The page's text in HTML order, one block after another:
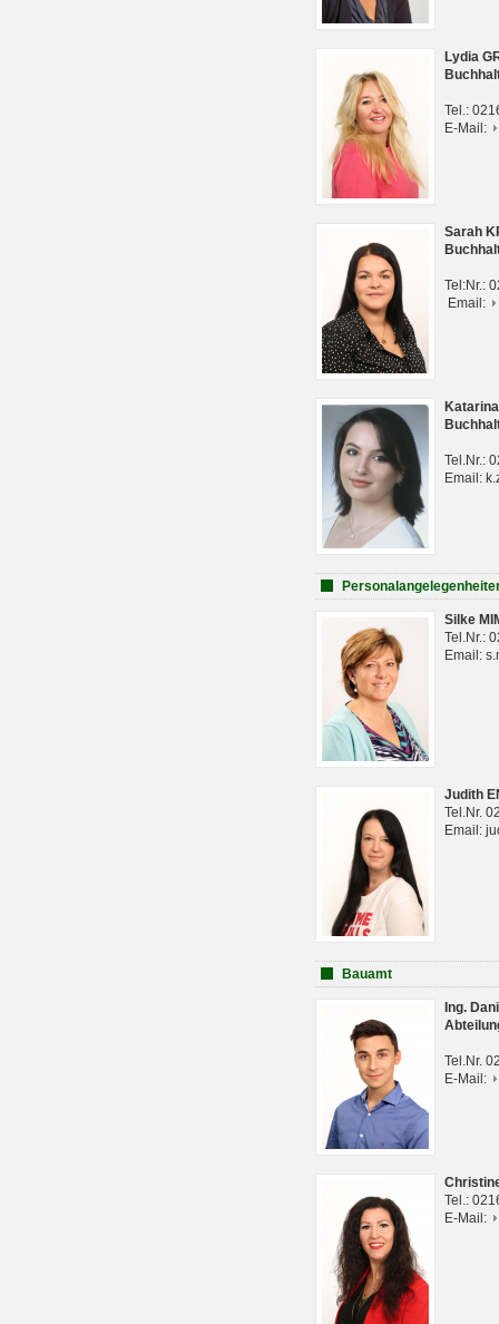
Lydia
Tel.:
E-Mail:
Sarah
Tel:Nr.:
Email:
Tel.Nr.:
Email:
Silke
Tel.Nr.:
Email:
Judith
Tel.Nr.
Email:
Bauamt
Ing.
Tel.Nr.
E-Mail:
Tel.:
E-Mail: